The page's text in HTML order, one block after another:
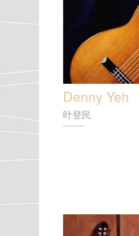
Denny Yeh
叶登民